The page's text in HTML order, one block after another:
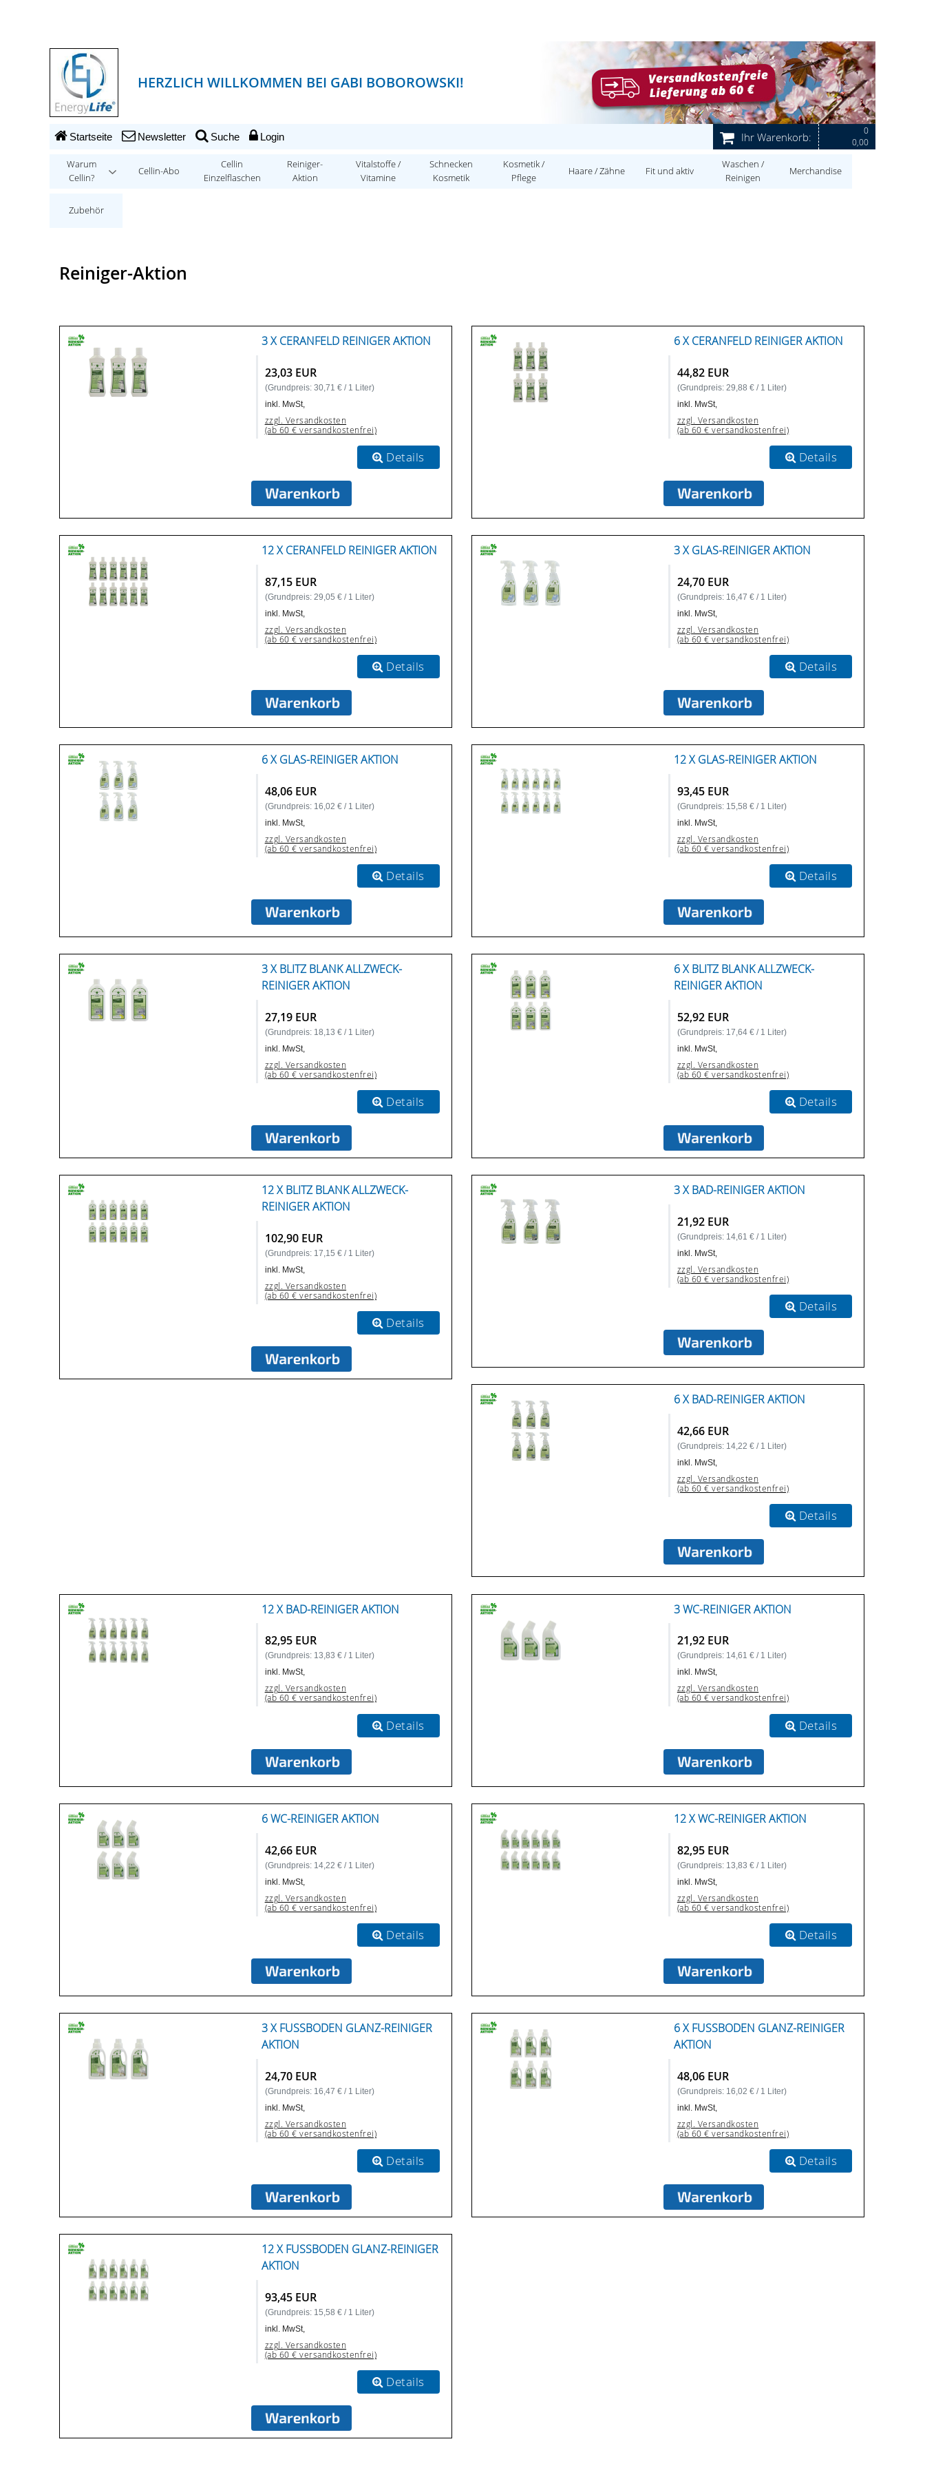
HERZLICH WILLKOMMEN BEI GABI BOBOROWSKI!
Ihr Warenkorb:
0
0,00
Startseite Newsletter Suche Login
Warum
Cellin?
Cellin-Abo
Cellin
Einzelflaschen
Reiniger-
Aktion
Vitalstoffe /
Vitamine
Schnecken
Kosmetik
Kosmetik /
Pflege
Haare / Zähne Fit und aktiv
Waschen /
Reinigen
Merchandise
Zubehör
Reiniger-Aktion
3 X CERANFELD REINIGER AKTION
23,03 EUR
(Grundpreis: 30,71 € / 1 Liter)
inkl. MwSt,
zzgl. Versandkosten
(ab 60 € versandkostenfrei)
Details
6 X CERANFELD REINIGER AKTION
44,82 EUR
(Grundpreis: 29,88 € / 1 Liter)
inkl. MwSt,
zzgl. Versandkosten
(ab 60 € versandkostenfrei)
Details
12 X CERANFELD REINIGER AKTION
87,15 EUR
(Grundpreis: 29,05 € / 1 Liter)
inkl. MwSt,
zzgl. Versandkosten
(ab 60 € versandkostenfrei)
Details
3 X GLAS-REINIGER AKTION
24,70 EUR
(Grundpreis: 16,47 € / 1 Liter)
inkl. MwSt,
zzgl. Versandkosten
(ab 60 € versandkostenfrei)
Details
6 X GLAS-REINIGER AKTION
48,06 EUR
(Grundpreis: 16,02 € / 1 Liter)
inkl. MwSt,
zzgl. Versandkosten
(ab 60 € versandkostenfrei)
Details
12 X GLAS-REINIGER AKTION
93,45 EUR
(Grundpreis: 15,58 € / 1 Liter)
inkl. MwSt,
zzgl. Versandkosten
(ab 60 € versandkostenfrei)
Details
3 X BLITZ BLANK ALLZWECK-
REINIGER AKTION
27,19 EUR
(Grundpreis: 18,13 € / 1 Liter)
inkl. MwSt,
zzgl. Versandkosten
(ab 60 € versandkostenfrei)
Details
6 X BLITZ BLANK ALLZWECK-
REINIGER AKTION
52,92 EUR
(Grundpreis: 17,64 € / 1 Liter)
inkl. MwSt,
zzgl. Versandkosten
(ab 60 € versandkostenfrei)
Details
12 X BLITZ BLANK ALLZWECK-
REINIGER AKTION
102,90 EUR
(Grundpreis: 17,15 € / 1 Liter)
inkl. MwSt,
zzgl. Versandkosten
(ab 60 € versandkostenfrei)
Details
3 X BAD-REINIGER AKTION
21,92 EUR
(Grundpreis: 14,61 € / 1 Liter)
inkl. MwSt,
zzgl. Versandkosten
(ab 60 € versandkostenfrei)
Details
6 X BAD-REINIGER AKTION
42,66 EUR
(Grundpreis: 14,22 € / 1 Liter)
inkl. MwSt,
zzgl. Versandkosten
(ab 60 € versandkostenfrei)
Details
12 X BAD-REINIGER AKTION
82,95 EUR
(Grundpreis: 13,83 € / 1 Liter)
inkl. MwSt,
zzgl. Versandkosten
(ab 60 € versandkostenfrei)
Details
3 WC-REINIGER AKTION
21,92 EUR
(Grundpreis: 14,61 € / 1 Liter)
inkl. MwSt,
zzgl. Versandkosten
(ab 60 € versandkostenfrei)
Details
6 WC-REINIGER AKTION
42,66 EUR
(Grundpreis: 14,22 € / 1 Liter)
inkl. MwSt,
zzgl. Versandkosten
(ab 60 € versandkostenfrei)
Details
12 X WC-REINIGER AKTION
82,95 EUR
(Grundpreis: 13,83 € / 1 Liter)
inkl. MwSt,
zzgl. Versandkosten
(ab 60 € versandkostenfrei)
Details
3 X FUSSBODEN GLANZ-REINIGER A
KTION
24,70 EUR
(Grundpreis: 16,47 € / 1 Liter)
inkl. MwSt,
zzgl. Versandkosten
(ab 60 € versandkostenfrei)
Details
6 X FUSSBODEN GLANZ-REINIGER A
KTION
48,06 EUR
(Grundpreis: 16,02 € / 1 Liter)
inkl. MwSt,
zzgl. Versandkosten
(ab 60 € versandkostenfrei)
Details
12 X FUSSBODEN GLANZ-REINIGER A
KTION
93,45 EUR
(Grundpreis: 15,58 € / 1 Liter)
inkl. MwSt,
zzgl. Versandkosten
(ab 60 € versandkostenfrei)
Details